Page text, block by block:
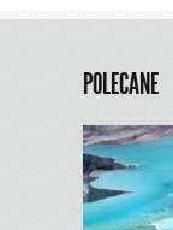
POLECANE